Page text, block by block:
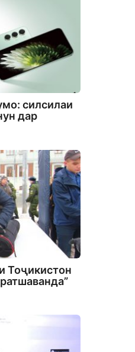
силсилаи
дар
Тоҷикистон